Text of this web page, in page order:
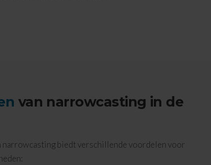
van narrowcasting in de
narrowcasting biedt verschillende voordelen voor